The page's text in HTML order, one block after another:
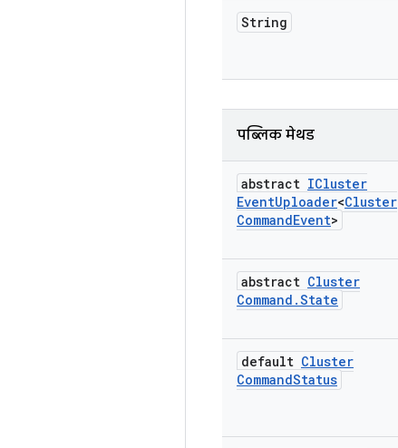
String
पब्लिक मेथड
abstract ICluster
EventUploader<Cluster
CommandEvent>
abstract Cluster
Command .State
default Cluster
CommandStatus